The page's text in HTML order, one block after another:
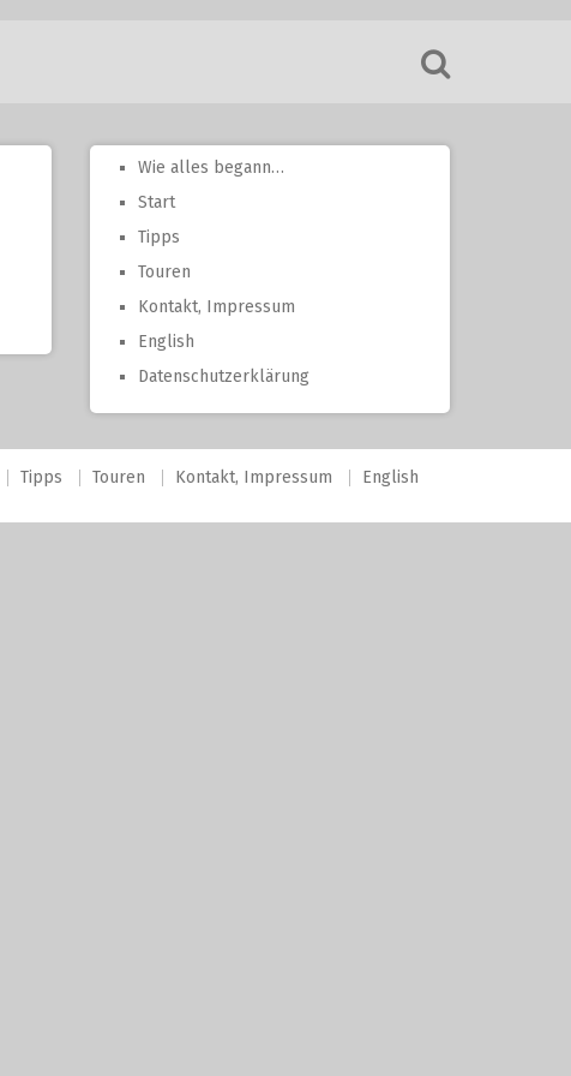
Wie alles begann…
Start
Tipps
Touren
Kontakt, Impressum
English
Datenschutzerklärung
Tipps Touren Kontakt, Impressum
English